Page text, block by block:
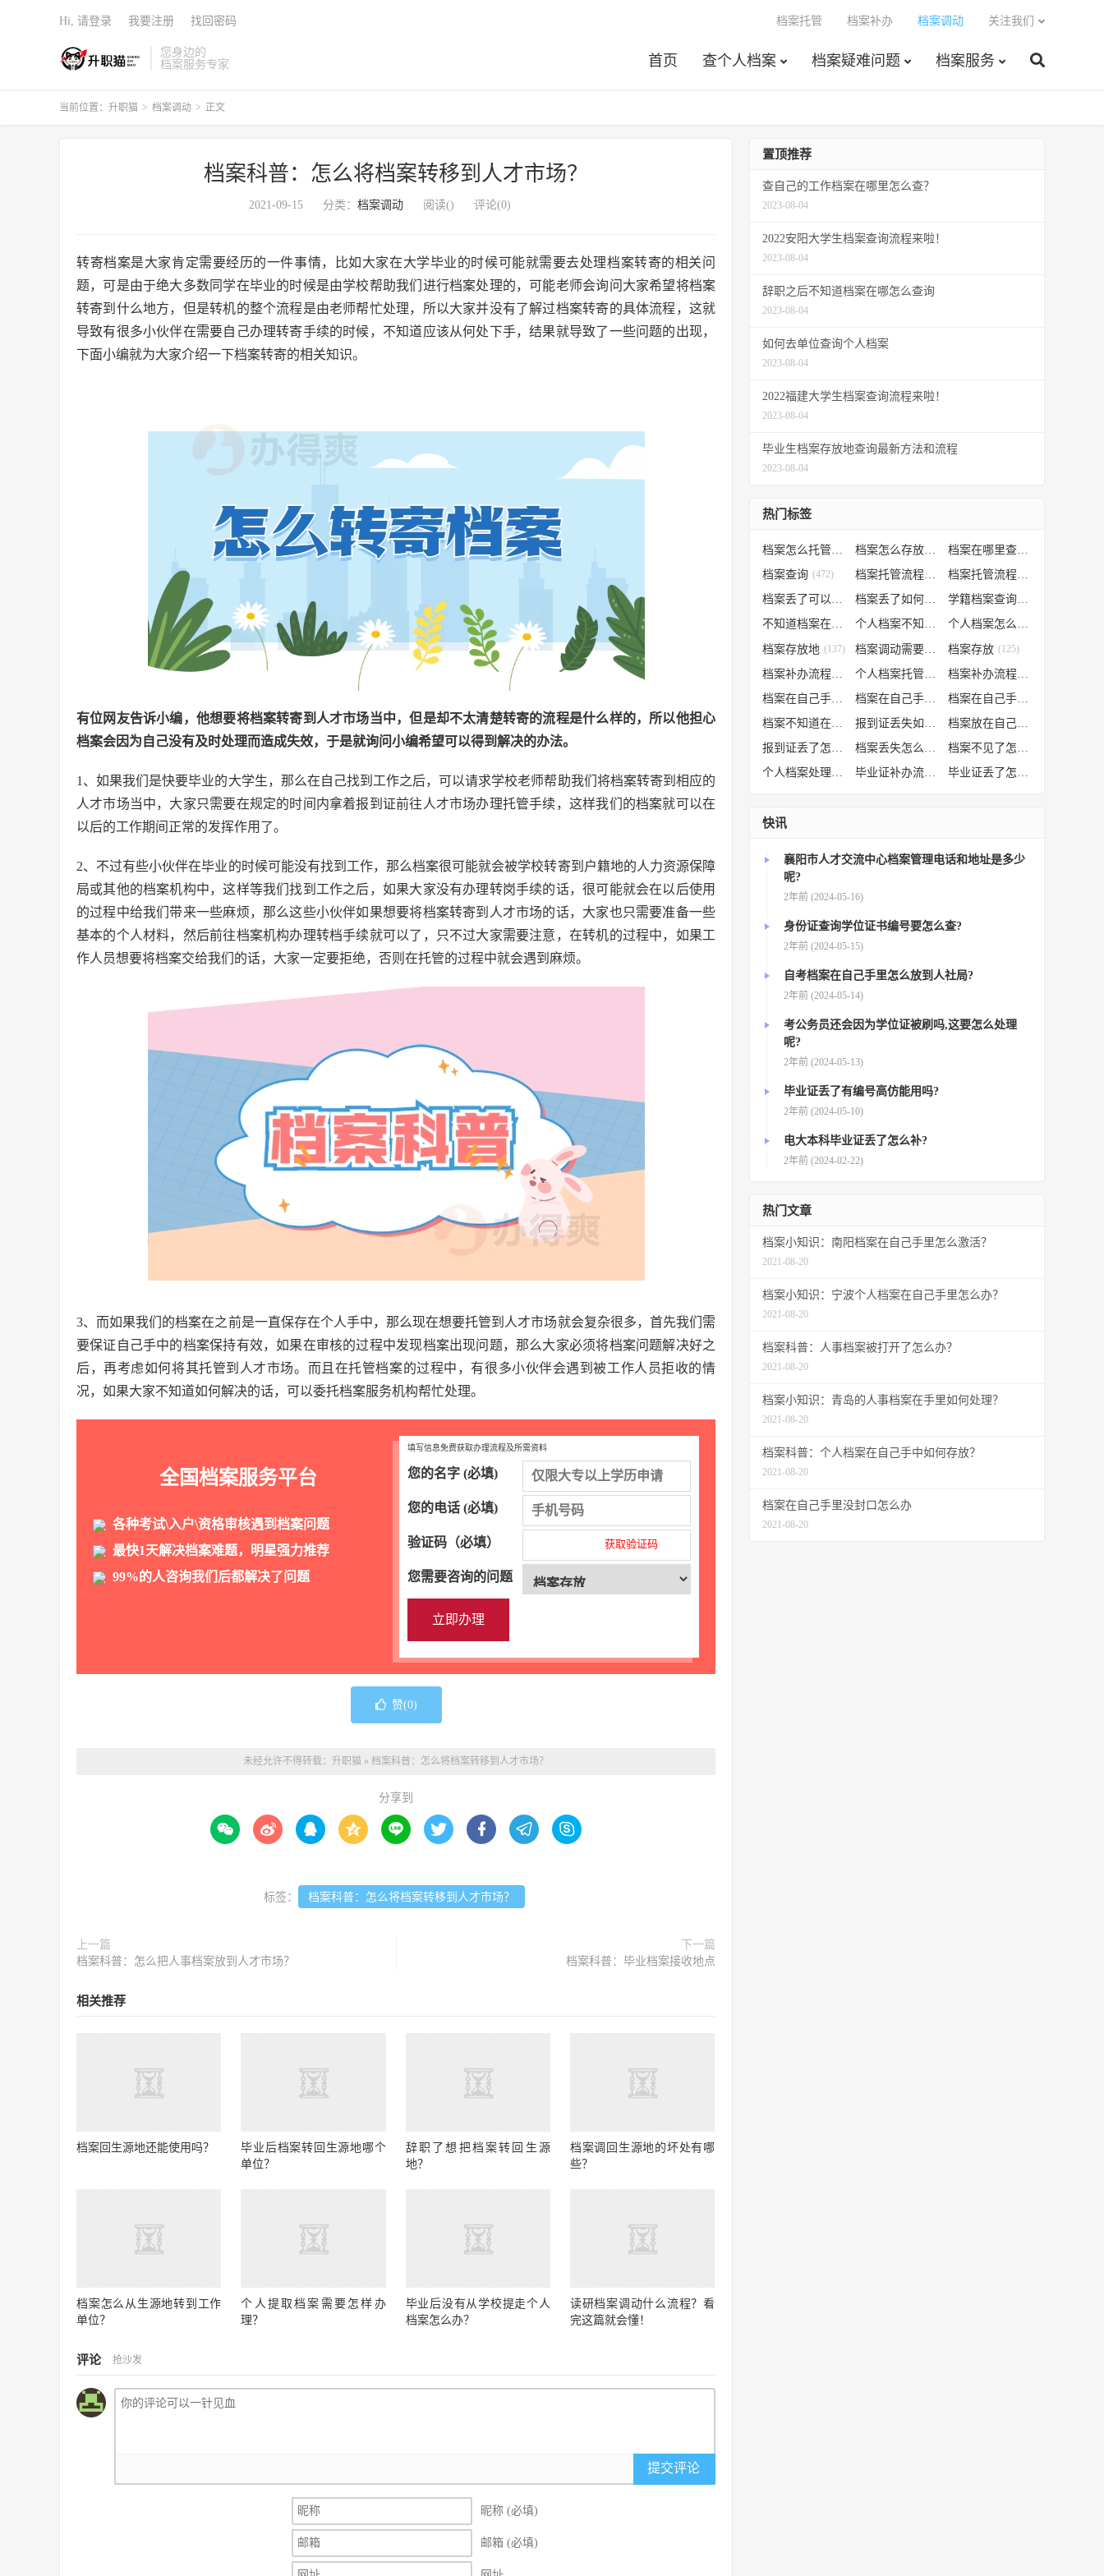
您身边的
档案服务专家
首页 查个人档案 档案疑难问题 档案服务
档案托管 档案补办 档案调动 关注我们
Hi, 请登录 我要注册 找回密码
当前位置： 升职猫 > 档案调动 > 正文
档案科普：怎么将档案转移到人才市场？
2021-09-15 分类： 档案调动 阅读() 评论(0)
转寄档案是大家肯定需要经历的一件事情，比如大家在大学毕业的时候可能就需要去处理档案转寄的相关问
题，可是由于绝大多数同学在毕业的时候是由学校帮助我们进行档案处理的，可能老师会询问大家希望将档案
转寄到什么地方，但是转机的整个流程是由老师帮忙处理，所以大家并没有了解过档案转寄的具体流程，这就
导致有很多小伙伴在需要自己办理转寄手续的时候，不知道应该从何处下手，结果就导致了一些问题的出现，
下面小编就为大家介绍一下档案转寄的相关知识。
有位网友告诉小编，他想要将档案转寄到人才市场当中，但是却不太清楚转寄的流程是什么样的，所以他担心
档案会因为自己没有及时处理而造成失效，于是就询问小编希望可以得到解决的办法。
1、如果我们是快要毕业的大学生，那么在自己找到工作之后，可以请求学校老师帮助我们将档案转寄到相应的
人才市场当中，大家只需要在规定的时间内拿着报到证前往人才市场办理托管手续，这样我们的档案就可以在
以后的工作期间正常的发挥作用了。
2、不过有些小伙伴在毕业的时候可能没有找到工作，那么档案很可能就会被学校转寄到户籍地的人力资源保障
局或其他的档案机构中，这样等我们找到工作之后，如果大家没有办理转岗手续的话，很可能就会在以后使用
的过程中给我们带来一些麻烦，那么这些小伙伴如果想要将档案转寄到人才市场的话，大家也只需要准备一些
基本的个人材料，然后前往档案机构办理转档手续就可以了，只不过大家需要注意，在转机的过程中，如果工
作人员想要将档案交给我们的话，大家一定要拒绝，否则在托管的过程中就会遇到麻烦。
3、而如果我们的档案在之前是一直保存在个人手中，那么现在想要托管到人才市场就会复杂很多，首先我们需
要保证自己手中的档案保持有效，如果在审核的过程中发现档案出现问题，那么大家必须将档案问题解决好之
后，再考虑如何将其托管到人才市场。而且在托管档案的过程中，有很多小伙伴会遇到被工作人员拒收的情
况，如果大家不知道如何解决的话，可以委托档案服务机构帮忙处理。
全国档案服务平台
各种考试\入户\资格审核遇到档案问题
最快1天解决档案难题，明星强力推荐
99%的人咨询我们后都解决了问题
填写信息免费获取办理流程及所需资料
您的名字 (必填)
您的电话 (必填)
验证码（必填） 获取验证码
您需要咨询的问题
赞(0)
未经允许不得转载： 升职猫 » 档案科普：怎么将档案转移到人才市场？
分享到
        
标签： 档案科普：怎么将档案转移到人才市场？
上一篇
档案科普：怎么把人事档案放到人才市场？
下一篇
档案科普：毕业档案接收地点
相关推荐
档案回生源地还能使用吗？
毕业后档案转回生源地哪个
单位？
辞职了想把档案转回生源
地？
档案调回生源地的坏处有哪
些？
档案怎么从生源地转到工作
单位？
个人提取档案需要怎样办
理？
毕业后没有从学校提走个人
档案怎么办？
读研档案调动什么流程？看
完这篇就会懂！
评论 抢沙发
提交评论
昵称 (必填)
邮箱 (必填)
置顶推荐
查自己的工作档案在哪里怎么查？
2023-08-04
2022安阳大学生档案查询流程来啦！
2023-08-04
辞职之后不知道档案在哪怎么查询
2023-08-04
如何去单位查询个人档案
2023-08-04
2022福建大学生档案查询流程来啦！
2023-08-04
毕业生档案存放地查询最新方法和流程
2023-08-04
热门标签
档案怎么托管(807) 档案怎么存放到人才市场 (535) 档案在哪里查询
档案查询 (472) 档案托管流程(454) 档案托管流程
档案丢了可以补办吗 (371) 档案丢了如何补办 (301) 学籍档案查询
不知道档案在哪里 (240) 个人档案不知道在哪儿 (191) 个人档案怎么调动
档案存放地 (137) 档案调动需要什么手续 (130)
档案存放 (125)
(106) (102) 档案补办流程
(85) 档案在自己手里 (66) 档案在自己手里怎么处理
档案不知道在哪怎么办 (62) 报到证丢失如何补办 (54) 档案放在自己手上
报到证丢了怎么补办 (52) 档案丢失怎么补办 (51) 档案不见了怎么补办
个人档案处理方法 (38) 毕业证补办流程 (36) 毕业证丢了怎么办
快讯
襄阳市人才交流中心档案管理电话和地址是多少
呢?
2年前 (2024-05-16)
身份证查询学位证书编号要怎么查?
2年前 (2024-05-15)
自考档案在自己手里怎么放到人社局?
2年前 (2024-05-14)
考公务员还会因为学位证被刷吗,这要怎么处理
呢?
2年前 (2024-05-13)
毕业证丢了有编号高仿能用吗?
2年前 (2024-05-10)
电大本科毕业证丢了怎么补?
2年前 (2024-02-22)
热门文章
档案小知识：南阳档案在自己手里怎么激活？
2021-08-20
档案小知识：宁波个人档案在自己手里怎么办？
2021-08-20
档案科普：人事档案被打开了怎么办？
2021-08-20
档案小知识：青岛的人事档案在手里如何处理？
2021-08-20
档案科普：个人档案在自己手中如何存放？
2021-08-20
档案在自己手里没封口怎么办
2021-08-20